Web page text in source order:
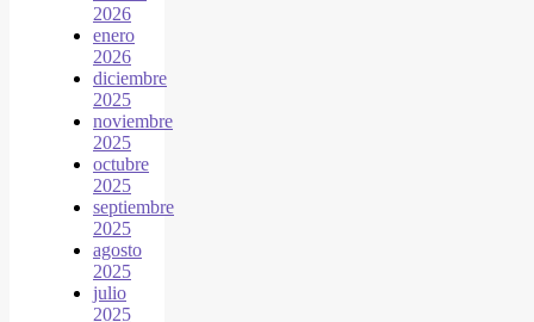
2026
enero
2026
diciembre
2025
noviembre
2025
octubre
2025
septiembre
2025
agosto
2025
julio
2025